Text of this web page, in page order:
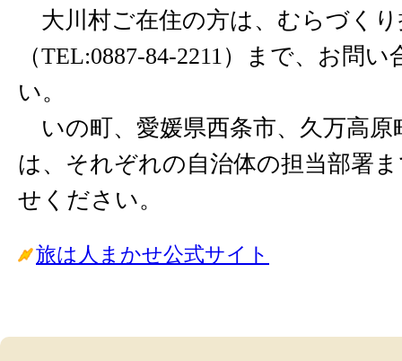
大川村ご在住の方は、むらづくり
（TEL:0887-84-2211）まで、お問
い。
いの町、愛媛県西条市、久万高原
は、それぞれの自治体の担当部署
せください。
旅は人まかせ公式サイト